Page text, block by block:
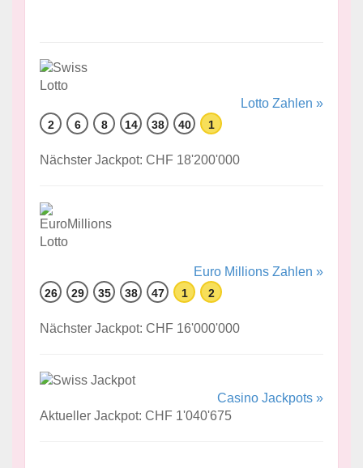
Lotto Zahlen »
2 6 8 14 38 40 1
Nächster Jackpot: CHF 18'200'000
Euro Millions Zahlen »
26 29 35 38 47 1 2
Nächster Jackpot: CHF 16'000'000
Casino Jackpots »
Aktueller Jackpot: CHF 1'040'675